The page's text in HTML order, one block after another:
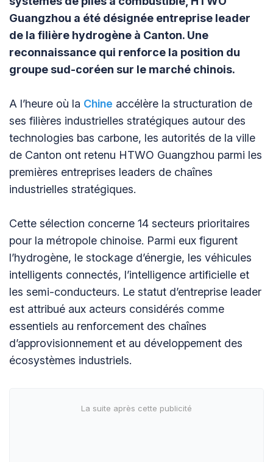
Guangzhou a été désignée entreprise leader
de la filière hydrogène à Canton. Une
reconnaissance qui renforce la position du
groupe sud-coréen sur le marché chinois.
A l’heure où la Chine accélère la structuration de
ses filières industrielles stratégiques autour des
technologies bas carbone, les autorités de la ville
de Canton ont retenu HTWO Guangzhou parmi les
premières entreprises leaders de chaînes
industrielles stratégiques.
Cette sélection concerne 14 secteurs prioritaires
pour la métropole chinoise. Parmi eux figurent
l’hydrogène, le stockage d’énergie, les véhicules
intelligents connectés, l’intelligence artificielle et
les semi-conducteurs. Le statut d’entreprise leader
est attribué aux acteurs considérés comme
essentiels au renforcement des chaînes
d’approvisionnement et au développement des
écosystèmes industriels.